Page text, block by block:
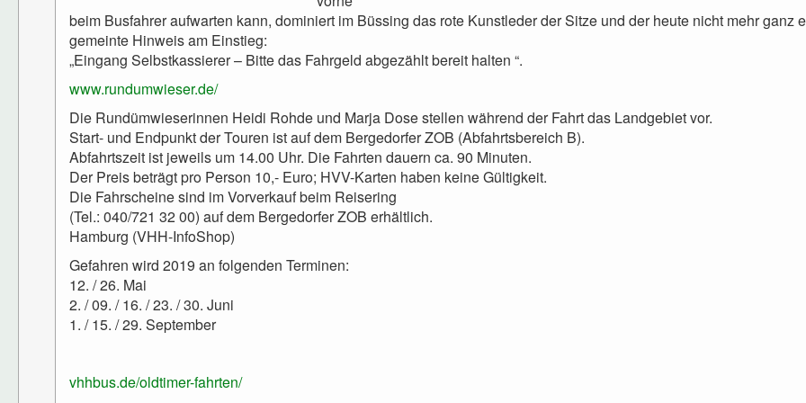
beim Busfahrer aufwarten kann, dominiert im Büssing das rote Kunstleder der Sitze und der heute nicht mehr ganz
gemeinte Hinweis am Einstieg:
„Eingang Selbstkassierer – Bitte das Fahrgeld abgezählt bereit halten “.
www.rundumwieser.de/
Die Rundümwieserinnen Heidi Rohde und Marja Dose stellen während der Fahrt das Landgebiet vor.
Start- und Endpunkt der Touren ist auf dem Bergedorfer ZOB (Abfahrtsbereich B).
Abfahrtszeit ist jeweils um 14.00 Uhr. Die Fahrten dauern ca. 90 Minuten.
Der Preis beträgt pro Person 10,- Euro; HVV-Karten haben keine Gültigkeit.
Die Fahrscheine sind im Vorverkauf beim Reisering
(Tel.: 040/721 32 00) auf dem Bergedorfer ZOB erhältlich.
Hamburg (VHH-InfoShop)
Gefahren wird 2019 an folgenden Terminen:
12. / 26. Mai
2. / 09. / 16. / 23. / 30. Juni
1. / 15. / 29. September
vhhbus.de/oldtimer-fahrten/